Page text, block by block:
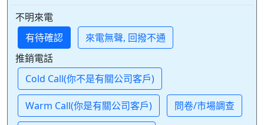
不明來電
有待確認
來電無聲, 回撥不通
推銷電話
Cold Call(你不是有關公司客戶)
Warm Call(你是有關公司客戶) 問卷/市場調查